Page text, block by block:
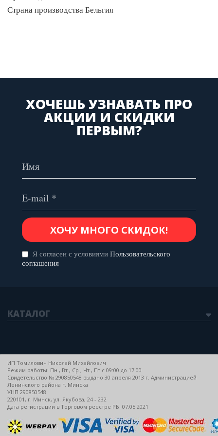
Страна производства Бельгия
ХОЧЕШЬ УЗНАВАТЬ ПРО
АКЦИИ И СКИДКИ
ПЕРВЫМ?
Я согласен с условиями Пользовательского
соглашения
КАТАЛОГ
ИП Томилович Николай Михайлович
Режим работы: Пн , Вт , Ср , Чт , Пт c 09:00 до 17:00
Свидетельство № 290850548 выдано 30 апреля 2013 г. Администрацией
Ленинского района г. Минска
УНП 290850548
220101, г. Минск, ул. Якубова, 24 - 232
Дата регистрации в Торговом реестре РБ: 07.05.2021